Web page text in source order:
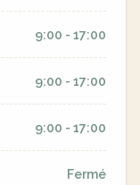
9:00 - 17:00
9:00 - 17:00
9:00 - 17:00
Fermé